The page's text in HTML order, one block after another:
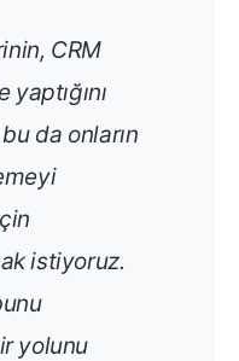
CRM
da onların
istiyoruz.
yolunu